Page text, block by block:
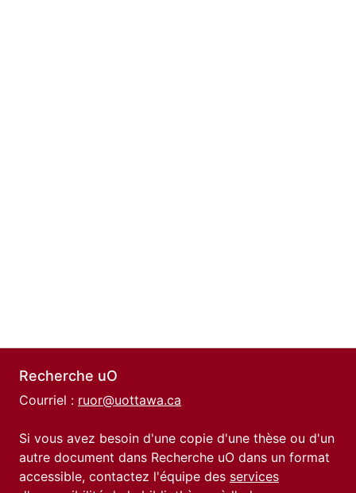
Recherche uO
Courriel : ruor@uottawa.ca
Si vous avez besoin d'une copie d'une thèse ou d'un
autre document dans Recherche uO dans un format
accessible, contactez l'équipe des services